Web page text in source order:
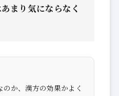
まり気にならなく
か、漢方の効果かよく